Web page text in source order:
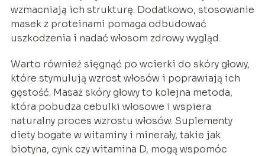
wzmacniają ich strukturę. Dodatkowo, stosowanie
masek z proteinami pomaga odbudować
uszkodzenia i nadać włosom zdrowy wygląd.
Warto również sięgnąć po wcierki do skóry głowy,
które stymulują wzrost włosów i poprawiają ich
gęstość. Masaż skóry głowy to kolejna metoda,
która pobudza cebulki włosowe i wspiera
naturalny proces wzrostu włosów. Suplementy
diety bogate w witaminy i minerały, takie jak
biotyna, cynk czy witamina D, mogą wspomóc